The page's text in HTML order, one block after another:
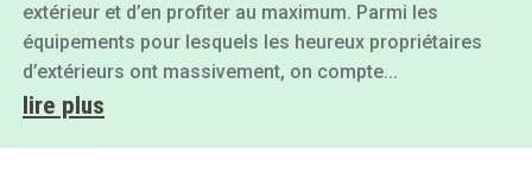
extérieur et d’en profiter au maximum. Parmi les
équipements pour lesquels les heureux propriétaires
d’extérieurs ont massivement, on compte...
lire plus